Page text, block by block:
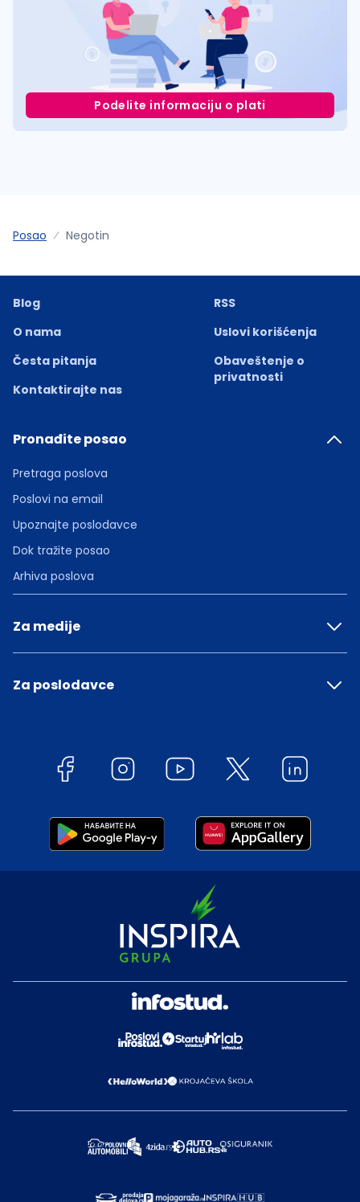
Podelite informaciju o plati
Posao Negotin
Blog
O nama
Česta pitanja
Kontaktirajte nas
RSS
Uslovi korišćenja
Obaveštenje o
privatnosti
Pronađite posao
Pretraga poslova
Poslovi na email
Upoznajte poslodavce
Dok tražite posao
Arhiva poslova
Za medije
Za poslodavce